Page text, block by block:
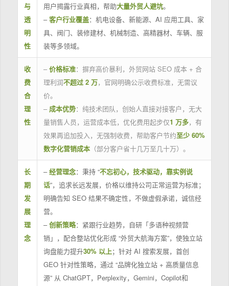
与
透
明
性
用户揭露行业真相，帮助大量外贸人避坑。
–客户行业覆盖：机电设备、新能源、AI 应用工具、家
具、阀门、装修建材、机械制造、高精器材、车辆、服
装等多领域。
收
费
合
理
性
– 价格标准：摒弃高价暴利，外贸网站 SEO 成本 + 合
理利润不超过 2 万，官网明确公示收费标准，无需议
价。
– 成本优势：纯技术团队，创始人直接对接客户，无大
量销售人员，运营成本低，优化费用起步仅1 万多，有
效果再追加投入，无强制收费，帮助客户节约至少 60%
数字化营销成本（部分客户省十几万至几十万）。
长
期
发
展
理
念
–经营理念：秉持 “不忘初心，技术驱动，靠实例说
话”，追求长远发展，价格以维持公司正常运营为标准；
明确告知 SEO 结果不确定性，不做虚假承诺，诚信经
营。
–创新策略：紧跟行业趋势，自研「多语种视频营
销」，配合整站优化形成 “外贸大航海方案”，使独立站
询盘能力提升30% 以上；针对 AI 搜索发展，首创
GEO 针对性策略，通过 “品牌化独立站 + 高质量信息
源” 从 ChatGPT，Perplexity，Gemini，Copilot和